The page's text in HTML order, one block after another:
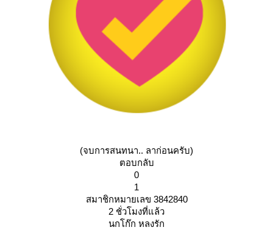
(จบการสนทนา.. ลาก่อนครับ)
ตอบกลับ
0
1
สมาชิกหมายเลข 3842840
2 ชั่วโมงที่แล้ว
นกโก๊ก หลงรัก